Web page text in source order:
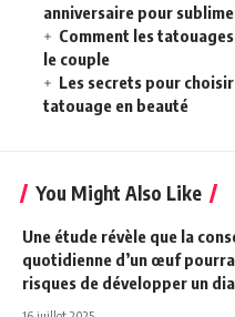
anniversaire pour
Comment les
le couple
Les secrets pour
tatouage en beauté
You Might Also Like
Une étude révèle que la
quotidienne d’un œuf
risques de développer un